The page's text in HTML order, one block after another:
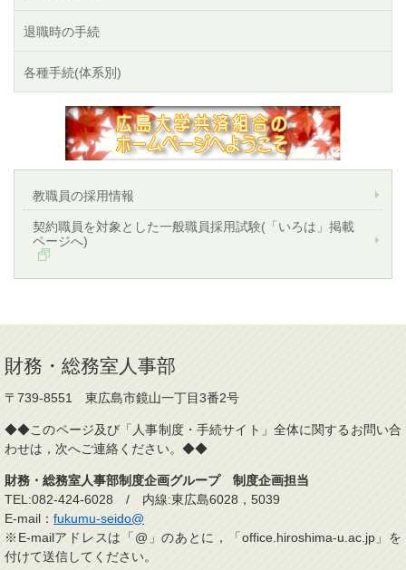
退職時の手続
各種手続(体系別)
教職員の採用情報
契約職員を対象とした一般職員採用試験(「いろは」掲載
ページへ)
財務・総務室人事部
〒739-8551 東広島市鏡山一丁目3番2号
◆◆このページ及び「人事制度・手続サイト」全体に関するお問い合
わせは，次へご連絡ください。◆◆
財務・総務室人事部制度企画グループ 制度企画担当
TEL:082-424-6028 / 内線:東広島6028，5039
E-mail： fukumu-seido@
※E-mailアドレスは「@」のあとに，「office.hiroshima-u.ac.jp」を
付けて送信してください。